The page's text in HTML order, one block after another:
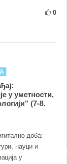
0
у уметности,
(7-8.
доба:
науци и
у